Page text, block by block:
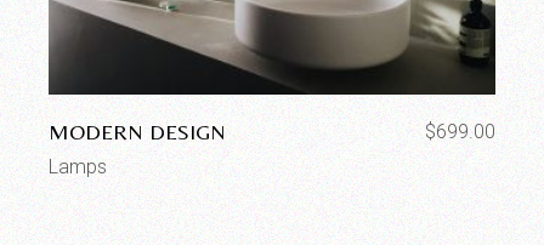
MODERN DESIGN $699.00
Lamps